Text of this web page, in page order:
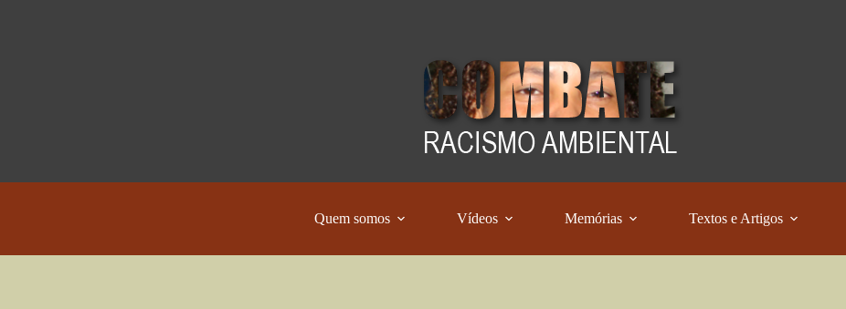
Quem somos Vídeos Memórias Textos e Artigos